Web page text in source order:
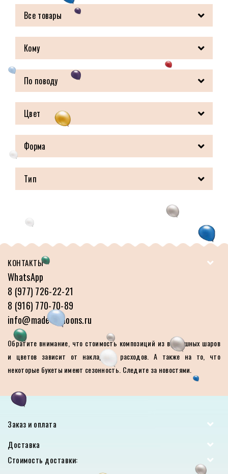
Все товары
Кому
По поводу
Цвет
Форма
Тип
КОНТАКТЫ
WhatsApp
8 (977) 726-22-21
8 (916) 770-70-89
info@made-balloons.ru
Обратите внимание, что стоимость композиций из воздушных шаров
и цветов зависит от накладных расходов. А также на то, что
некоторые букеты имеют сезонность. Следите за новостями.
Заказ и оплата
Доставка
Стоимость доставки: